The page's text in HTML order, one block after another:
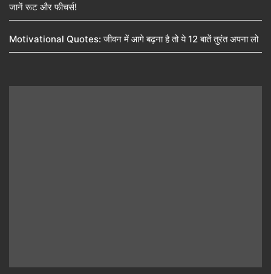
जानें रूट और फीचर्स!
Motivational Quotes: जीवन में आगे बढ़ना है तो ये 12 बातें तुरंत अपना लो